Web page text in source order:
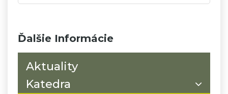
Ďalšie Informácie
Aktuality
Katedra